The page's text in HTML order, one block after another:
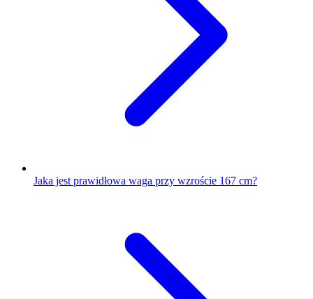
Jaka jest prawidłowa waga przy wzroście 167 cm?